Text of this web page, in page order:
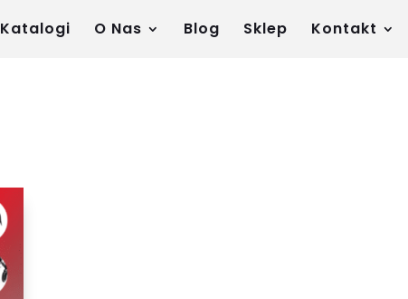
Katalogi O Nas Blog Sklep Kontakt